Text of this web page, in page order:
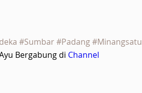
#Sumbar #Padang #Minangsatu
Bergabung di Channel